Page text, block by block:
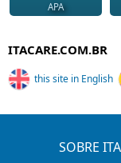
APA
ITACARE.COM.BR
this site in English
SOBRE